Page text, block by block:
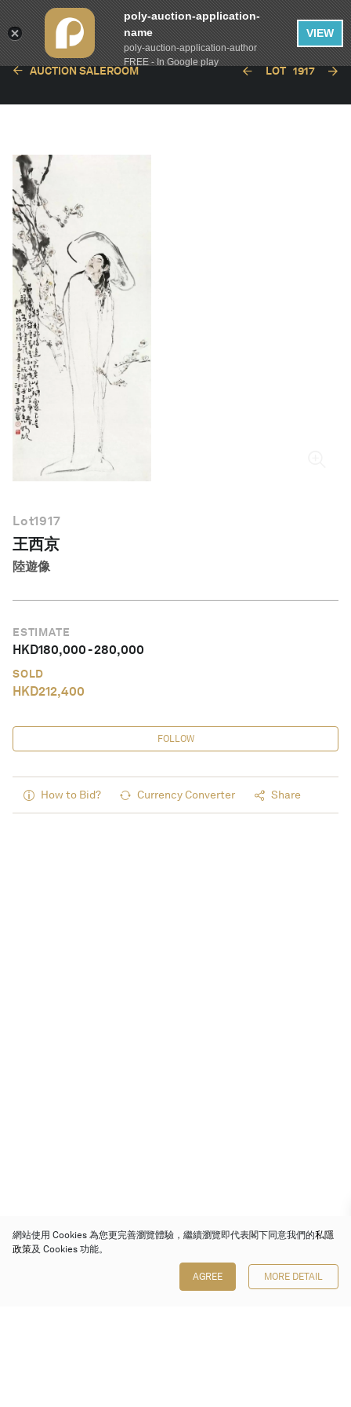
繁體中文
AUCTION SALEROOM LOT 1917
Lot1917
王西京
陸遊像
ESTIMATE
HKD180,000-280,000
SOLD
HKD212,400
FOLLOW
How to Bid? Currency Converter Share
網站使用 Cookies 為您更完善瀏覽體驗，繼續瀏覽即代表閣下同意我們的私隱
政策及 Cookies 功能。
AGREE MORE DETAIL
poly-auction-application-
name
poly-auction-application-author
FREE - In Google play
VIEW